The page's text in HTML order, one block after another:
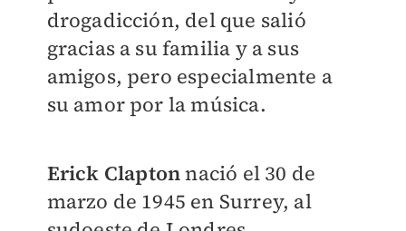
drogadicción, del que salió
gracias a su familia y a sus
amigos, pero especialmente a
su amor por la música.
Erick Claptonnació el 30 de
marzo de 1945 en Surrey, al